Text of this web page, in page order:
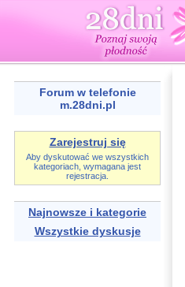
Forum w telefonie
m.28dni.pl
Zarejestruj się
Aby dyskutować we wszystkich
kategoriach, wymagana jest
rejestracja.
Najnowsze i kategorie
Wszystkie dyskusje